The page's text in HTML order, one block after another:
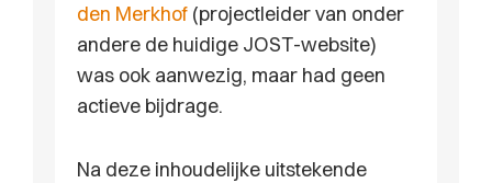
den Merkhof (projectleider van onder
andere de huidige JOST-website)
was ook aanwezig, maar had geen
actieve bijdrage.
Na deze inhoudelijke uitstekende